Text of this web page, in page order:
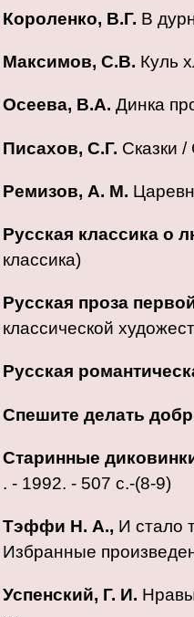
Короленко, В.Г. В
Максимов, С.В. Куль
Осеева, В.А. Динка
Писахов, С.Г. Сказки
Ремизов, А. М.
Русская классика о
классика)
Русская проза
классической
Русская
Спешите делать
Старинные
. - 1992. - 507 с.-(8-9)
Тэффи Н. А., И стало
Избранные
Успенский, Г. И.